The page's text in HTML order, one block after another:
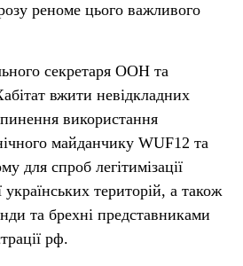
реноме цього важливого
секретаря ООН та
вжити невідкладних
використання
майданчику WUF12 та
для спроб легітимізації
українських територій, а також
та брехні представниками
рф.